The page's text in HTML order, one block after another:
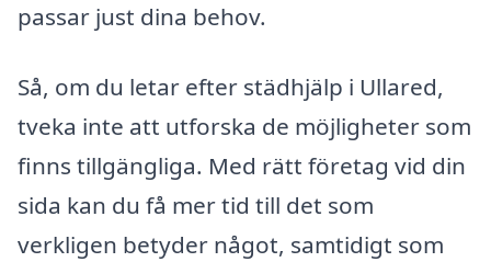
passar just dina behov.
Så, om du letar efter städhjälp i Ullared,
tveka inte att utforska de möjligheter som
finns tillgängliga. Med rätt företag vid din
sida kan du få mer tid till det som
verkligen betyder något, samtidigt som